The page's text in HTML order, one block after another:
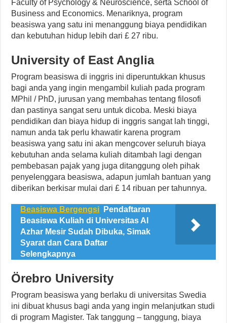
Faculty of Psychology & Neuroscience, serta School of
Business and Economics. Menariknya, program
beasiswa yang satu ini menanggung biaya pendidikan
dan kebutuhan hidup lebih dari £ 27 ribu.
University of East Anglia
Program beasiswa di inggris ini diperuntukkan khusus
bagi anda yang ingin mengambil kuliah pada program
MPhil / PhD, jurusan yang membahas tentang filosofi
dan pastinya sangat seru untuk dicoba. Meski biaya
pendidikan dan biaya hidup di inggris sangat lah tinggi,
namun anda tak perlu khawatir karena program
beasiswa yang satu ini akan mengcover seluruh biaya
kebutuhan anda selama kuliah ditambah lagi dengan
pembebasan pajak yang juga ditanggung oleh pihak
penyelenggara beasiswa, adapun jumlah bantuan yang
diberikan berkisar mulai dari £ 14 ribuan per tahunnya.
Beasiswa Bergengsi
Pendaftaran
Beasiswa Kuliah di Universitas Al
Azhar Mesir Sudah Dibuka, Simak
Syarat dan Cara Daftar
Selengkapnya
Örebro University
Program beasiswa yang berlaku di universitas Swedia
ini dibuat khusus bagi anda yang ingin melanjutkan studi
di program Magister. Tak tanggung – tanggung, biaya